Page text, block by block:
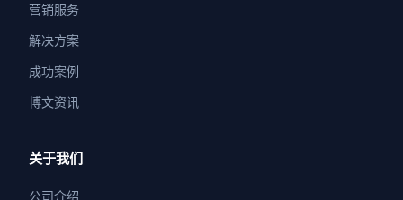
营销服务
解决方案
成功案例
博文资讯
关于我们
公司介绍